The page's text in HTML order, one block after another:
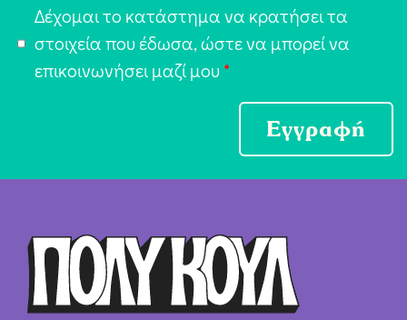
π
ή
Δέχομαι το κατάστημα να κρατήσει τα
στοιχεία που έδωσα, ώστε να μπορεί να
επικοινωνήσει μαζί μου *
Εγγραφή